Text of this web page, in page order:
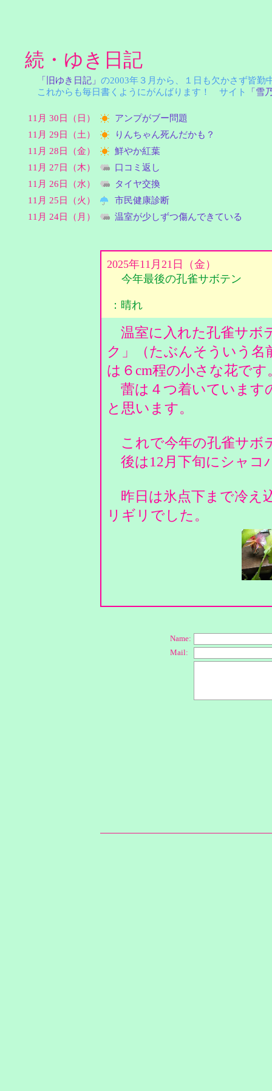
続・ゆき日記
「旧ゆき日記」 の2003年３月から、１日も欠かさず皆
これからも毎日書くようにがんばります！ サイト
「雪
11月 30日（日）
アンプがブー問題
11月 29日（土）
りんちゃん死んだかも？
11月 28日（金）
鮮やか紅葉
11月 27日（木）
口コミ返し
11月 26日（水）
タイヤ交換
11月 25日（火）
市民健康診断
11月 24日（月）
温室が少しずつ傷んできている
2025年11月21日（金）
今年最後の孔雀サボテン
：晴れ
温室に入れた孔雀サボ
ク」（たぶんそういう名
は６cm程の小さな花で
蕾は４つ着いています
と思います。
これで今年の孔雀サボ
後は12月下旬にシャコ
昨日は氷点下まで冷え
リギリでした。
Name:
Mail: